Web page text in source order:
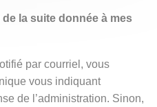
la suite donnée à mes
par courriel, vous
vous indiquant
de l’administration. Sinon,